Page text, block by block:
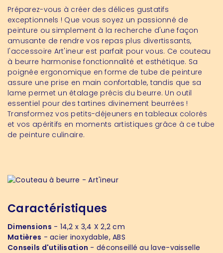
Préparez-vous à créer des délices gustatifs
exceptionnels ! Que vous soyez un passionné de
peinture ou simplement à la recherche d'une façon
amusante de rendre vos repas plus divertissants,
l'accessoire Art'ineur est parfait pour vous. Ce couteau
à beurre harmonise fonctionnalité et esthétique. Sa
poignée ergonomique en forme de tube de peinture
assure une prise en main confortable, tandis que sa
lame permet un étalage précis du beurre. Un outil
essentiel pour des tartines divinement beurrées !
Transformez vos petits-déjeuners en tableaux colorés
et vos apéritifs en moments artistiques grâce à ce tube
de peinture culinaire.
Caractéristiques
Dimensions - 14,2 x 3,4 X 2,2 cm
Matières - acier inoxydable, ABS
Conseils d'utilisation - déconseillé au lave-vaisselle